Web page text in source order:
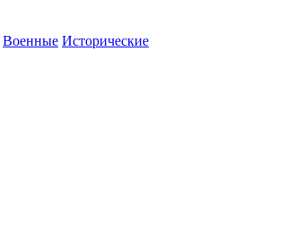
Военные Исторические